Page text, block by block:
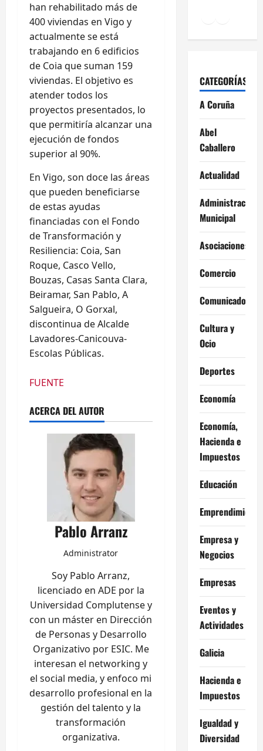
han rehabilitado más de
400 viviendas en Vigo y
actualmente se está
trabajando en 6 edificios
de Coia que suman 159
viviendas. El objetivo es
atender todos los
proyectos presentados, lo
que permitiría alcanzar una
ejecución de fondos
superior al 90%.
En Vigo, son doce las áreas
que pueden beneficiarse
de estas ayudas
financiadas con el Fondo
de Transformación y
Resiliencia: Coia, San
Roque, Casco Vello,
Bouzas, Casas Santa Clara,
Beiramar, San Pablo, A
Salgueira, O Gorxal,
discontinua de Alcalde
Lavadores-Canicouva-
Escolas Públicas.
FUENTE
ACERCA DEL AUTOR
Pablo Arranz
Administrator
Soy Pablo Arranz,
licenciado en ADE por la
Universidad Complutense y
con un máster en Dirección
de Personas y Desarrollo
Organizativo por ESIC. Me
interesan el networking y
el social media, y enfoco mi
desarrollo profesional en la
gestión del talento y la
transformación
organizativa.
CATEGORÍAS
A Coruña
Abel
Caballero
Actualidad
Administración
Municipal
Asociaciones
Comercio
Comunicados
Cultura y
Ocio
Deportes
Economía
Economía,
Hacienda e
Impuestos
Educación
Emprendimiento
Empresa y
Negocios
Empresas
Eventos y
Actividades
Galicia
Hacienda e
Impuestos
Igualdad y
Diversidad